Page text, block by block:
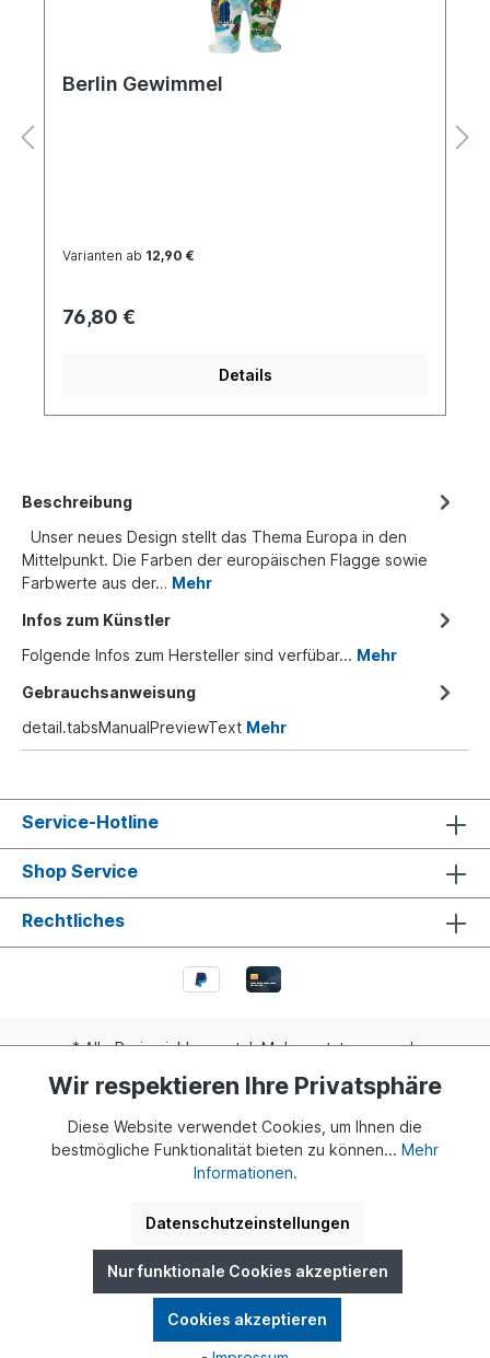
Berlin Gewimmel
Varianten ab 12,90 €
76,80 €
Details
Beschreibung
Unser neues Design stellt das Thema Europa in den
Mittelpunkt. Die Farben der europäischen Flagge sowie
Farbwerte aus der… Mehr
Infos zum Künstler
Folgende Infos zum Hersteller sind verfübar... Mehr
Gebrauchsanweisung
detail.tabsManualPreviewText Mehr
Service-Hotline
Shop Service
Rechtliches
* Alle Preise inkl. gesetzl. Mehrwertsteuer zzgl.
anders angegeben.
Realisiert mit Shopware
© 2024 Buddy Bär Berlin GmbH | Eine Initiative von Dr. Klaus
Wir respektieren Ihre Privatsphäre
Diese Website verwendet Cookies, um Ihnen die
bestmögliche Funktionalität bieten zu können... Mehr
Informationen.
Datenschutzeinstellungen
Nur funktionale Cookies akzeptieren
Cookies akzeptieren